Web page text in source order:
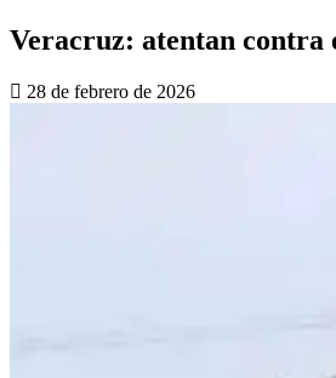
Veracruz: atentan contra
28 de febrero de 2026